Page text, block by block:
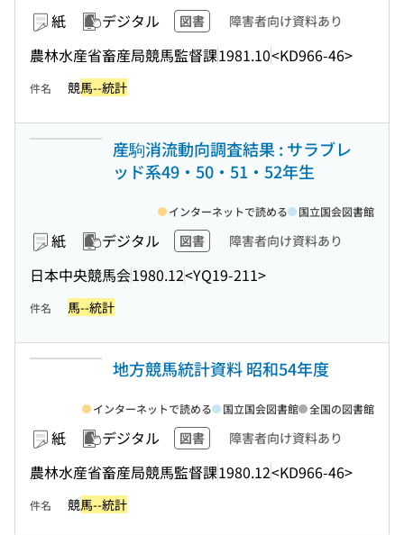
紙 デジタル 図書 障害者向け資料あり
農林水産省畜産局競馬監督課1981.10<KD966-46>
件名 競馬--統計
産駒消流動向調査結果 : サラブレ
ッド系49・50・51・52年生
紙 デジタル 図書 障害者向け資料あり
日本中央競馬会1980.12<YQ19-211>
インターネットで読める 国立国会図書館
件名 馬--統計
地方競馬統計資料 昭和54年度
紙 デジタル 図書 障害者向け資料あり
農林水産省畜産局競馬監督課1980.12<KD966-46>
インターネットで読める 国立国会図書館 全国の図書館
件名 競馬--統計